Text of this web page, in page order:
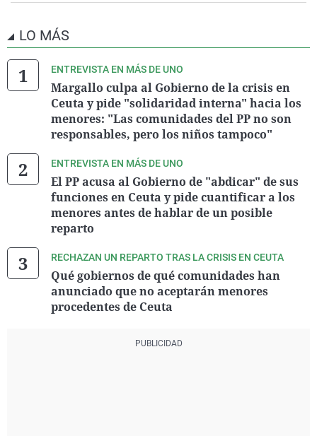
LO MÁS
ENTREVISTA EN MÁS DE UNO
Margallo culpa al Gobierno de la crisis en
Ceuta y pide "solidaridad interna" hacia los
menores: "Las comunidades del PP no son
responsables, pero los niños tampoco"
ENTREVISTA EN MÁS DE UNO
El PP acusa al Gobierno de "abdicar" de sus
funciones en Ceuta y pide cuantificar a los
menores antes de hablar de un posible
reparto
RECHAZAN UN REPARTO TRAS LA CRISIS EN CEUTA
Qué gobiernos de qué comunidades han
anunciado que no aceptarán menores
procedentes de Ceuta